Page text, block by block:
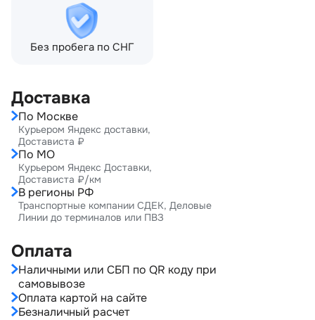
Без пробега по СНГ
Доставка
По Москве
Курьером Яндекс доставки,
Достависта ₽
По МО
Курьером Яндекс Доставки,
Достависта ₽/км
В регионы РФ
Транспортные компании СДЕК, Деловые
Линии до терминалов или ПВЗ
Оплата
Наличными или СБП по QR коду при
самовывозе
Оплата картой на сайте
Безналичный расчет